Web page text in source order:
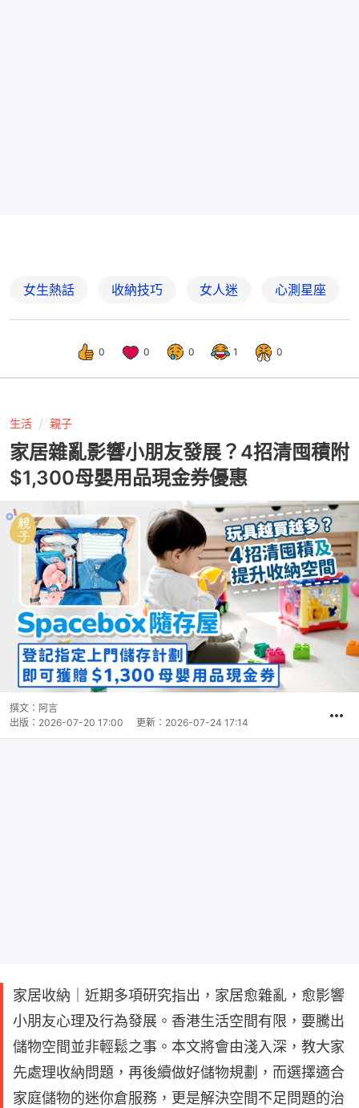
女生熱話 收納技巧 女人迷 心測星座
0 0 0 1 0
生活 親子
家居雜亂影響小朋友發展？4招清囤積附
$1,300母嬰用品現金券優惠
撰文： 阿言
出版： 2026-07-20 17:00 更新： 2026-07-24 17:14
家居收納｜近期多項研究指出，家居愈雜亂，愈影響
小朋友心理及行為發展。香港生活空間有限，要騰出
儲物空間並非輕鬆之事。本文將會由淺入深，教大家
先處理收納問題，再後續做好儲物規劃，而選擇適合
家庭儲物的迷你倉服務，更是解決空間不足問題的治